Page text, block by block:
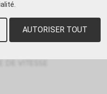
.
AUTORISER TOUT